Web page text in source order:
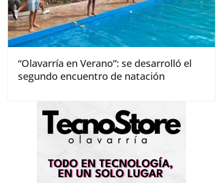
“Olavarría en Verano”: se desarrolló el
segundo encuentro de natación